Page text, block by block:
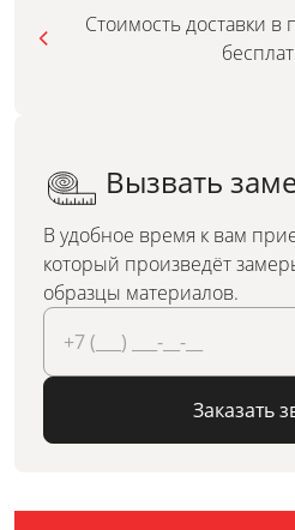
Стоимость доставки
Вызвать
В удобное время к вам
который произведёт
образцы материалов.
Заказать